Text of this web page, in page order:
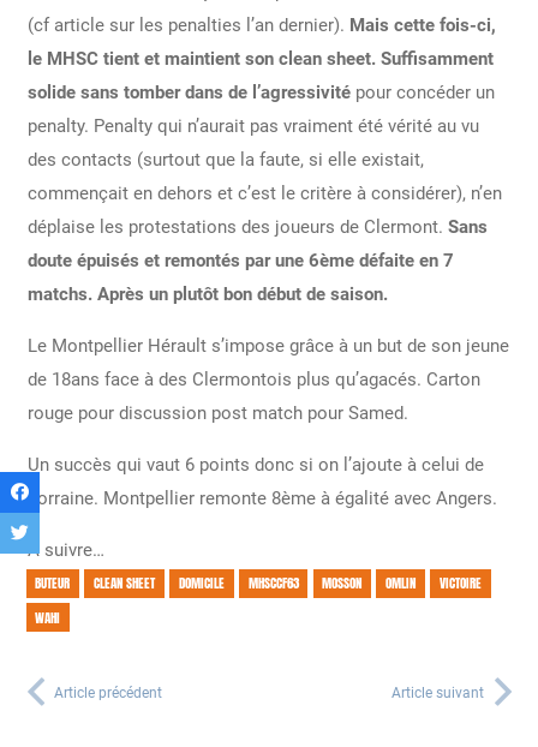
(cf article sur les penalties l’an dernier). Mais cette fois-ci,
le MHSC tient et maintient son clean sheet. Suffisamment
solide sans tomber dans de l’agressivitépour concéder un
penalty. Penalty qui n’aurait pas vraiment été vérité au vu
des contacts (surtout que la faute, si elle existait,
commençait en dehors et c’est le critère à considérer), n’en
déplaise les protestations des joueurs de Clermont. Sans
doute épuisés et remontés par une 6ème défaite en 7
matchs. Après un plutôt bon début de saison.
Le Montpellier Hérault s’impose grâce à un but de son jeune
de 18ans face à des Clermontois plus qu’agacés. Carton
rouge pour discussion post match pour Samed.
Un succès qui vaut 6 points donc si on l’ajoute à celui de
Lorraine. Montpellier remonte 8ème à égalité avec Angers.
A suivre…
BUTEUR CLEAN SHEET DOMICILE MHSCCF63 MOSSON OMLIN
VICTOIRE
WAHI
Article précédent Article suivant